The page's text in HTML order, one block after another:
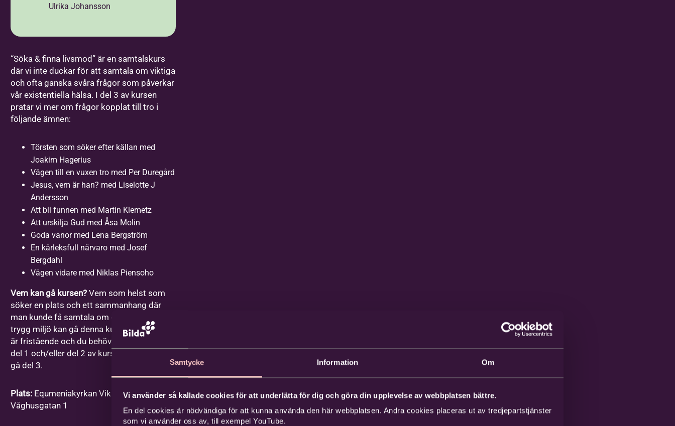
Samtycke Information Om
Vi använder så kallade cookies för att underlätta för dig och göra din upplevelse av webbplatsen bättre.
En del cookies är nödvändiga för att kunna använda den här webbplatsen. Andra cookies placeras ut av tredjepartstjänster
som vi använder oss av, till exempel YouTube.
Ulrika Johansson
“Söka & finna livsmod” är en samtalskurs
där vi inte duckar för att samtala om viktiga
och ofta ganska svåra frågor som påverkar
vår existentiella hälsa. I del 3 av kursen
pratar vi mer om frågor kopplat till tro i
följande ämnen:
Törsten som söker efter källan med
Joakim Hagerius
Vägen till en vuxen tro med Per Duregård
Jesus, vem är han? med Liselotte J
Andersson
Att bli funnen med Martin Klemetz
Att urskilja Gud med Åsa Molin
Goda vanor med Lena Bergström
En kärleksfull närvaro med Josef
Bergdahl
Vägen vidare med Niklas Piensoho
Vem kan gå kursen? Vem som helst som
söker en plats och ett sammanhang där
man kunde få samtala om dessa frågor i en
trygg miljö kan gå denna kurs. Varje gång
är fristående och du behöver inte ha gått
del 1 och/eller del 2 av kursen för att kunna
gå del 3.
Plats: Equmeniakyrkan Vikingstad,
Våghusgatan 1